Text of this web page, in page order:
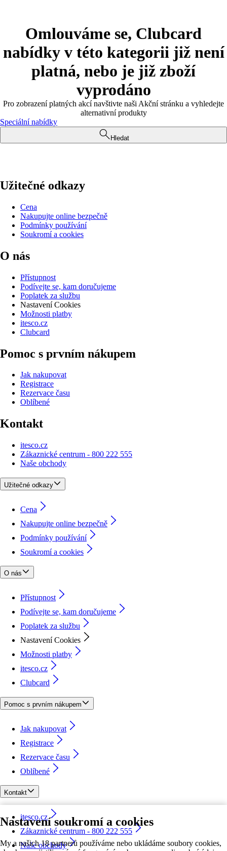
Nastavení soukromí a cookies
My a našich 18 partnerů používáme nebo ukládáme soubory cookies,
Omlouváme se, Clubcard
nabídky v této kategorii již není
platná, nebo je již zboží
vyprodáno
Pro zobrazení platných akcí navštivte naši Akční stránku a vyhledejte
alternativní produkty
Speciální nabídky
Hledat
Užitečné odkazy
Cena
Nakupujte online bezpečně
Podmínky používání
Soukromí a cookies
O nás
Přístupnost
Podívejte se, kam doručujeme
Poplatek za službu
Nastavení Cookies
Možnosti platby
itesco.cz
Clubcard
Pomoc s prvním nákupem
Jak nakupovat
Registrace
Rezervace času
Oblíbené
Kontakt
itesco.cz
Zákaznické centrum - 800 222 555
Naše obchody
Užitečné odkazy
Cena
Nakupujte online bezpečně
Podmínky používání
Soukromí a cookies
O nás
Přístupnost
Podívejte se, kam doručujeme
Poplatek za službu
Nastavení Cookies
Možnosti platby
itesco.cz
Clubcard
Pomoc s prvním nákupem
Jak nakupovat
Registrace
Rezervace času
Oblíbené
Kontakt
itesco.cz
Zákaznické centrum - 800 222 555
Naše obchody